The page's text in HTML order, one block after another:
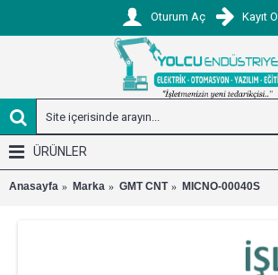
Oturum Aç Kayıt Ol
ÜRÜNLER
Anasayfa Marka GMT CNT MICNO-00040S